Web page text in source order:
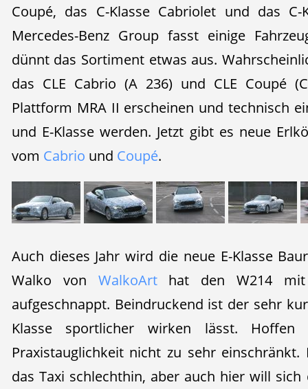
Coupé, das C-Klasse Cabriolet und das
Mercedes-Benz Group fasst einige
dünnt das Sortiment etwas aus.
das CLE Cabrio (A 236) und CLE Coupé
Plattform MRA II erscheinen und technisch
und E-Klasse werden. Jetzt gibt es neue
vom Cabrio und Coupé.
Auch dieses Jahr wird die neue E-Klasse
Walko von WalkoArthat den W214 mit
aufgeschnappt. Beindruckend ist der sehr
Klasse sportlicher wirken lässt.
Praxistauglichkeit nicht zu sehr einschränkt.
das Taxi schlechthin, aber auch hier will sich